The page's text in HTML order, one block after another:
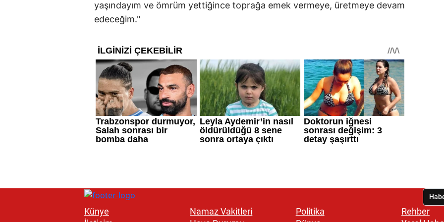
yaşındayım ve ömrüm yettiğince toprağa emek vermeye, üretmeye devam
edeceğim."
Künye
Namaz Vakitleri
Politika
Rehber